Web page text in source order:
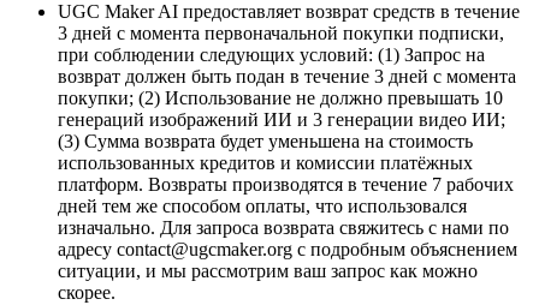
UGC Maker AI предоставляет возврат средств в течение
3 дней с момента первоначальной покупки подписки,
при соблюдении следующих условий: (1) Запрос на
возврат должен быть подан в течение 3 дней с момента
покупки; (2) Использование не должно превышать 10
генераций изображений ИИ и 3 генерации видео ИИ;
(3) Сумма возврата будет уменьшена на стоимость
использованных кредитов и комиссии платёжных
платформ. Возвраты производятся в течение 7 рабочих
дней тем же способом оплаты, что использовался
изначально. Для запроса возврата свяжитесь с нами по
адресу contact@ugcmaker.org с подробным объяснением
ситуации, и мы рассмотрим ваш запрос как можно
скорее.